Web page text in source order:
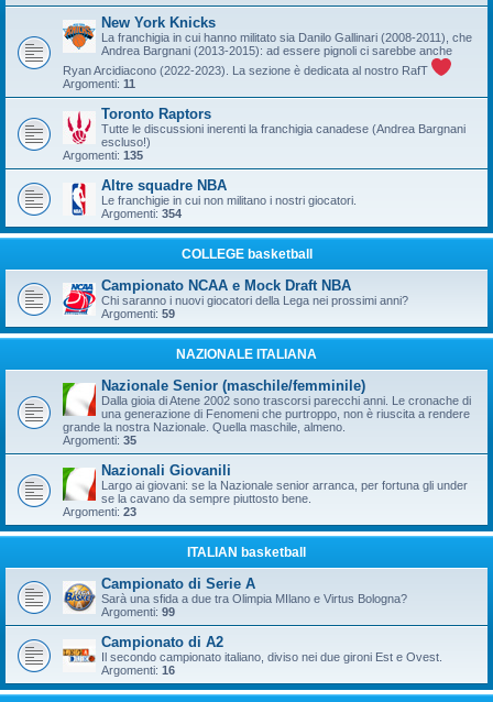
New York Knicks
La franchigia in cui hanno militato sia Danilo Gallinari (2008-2011), che
Andrea Bargnani (2013-2015): ad essere pignoli ci sarebbe anche
Ryan Arcidiacono (2022-2023). La sezione è dedicata al nostro RafT
Argomenti: 11
Toronto Raptors
Tutte le discussioni inerenti la franchigia canadese (Andrea Bargnani
escluso!)
Argomenti: 135
Altre squadre NBA
Le franchigie in cui non militano i nostri giocatori.
Argomenti: 354
COLLEGE basketball
Campionato NCAA e Mock Draft NBA
Chi saranno i nuovi giocatori della Lega nei prossimi anni?
Argomenti: 59
NAZIONALE ITALIANA
Nazionale Senior (maschile/femminile)
Dalla gioia di Atene 2002 sono trascorsi parecchi anni. Le cronache di
una generazione di Fenomeni che purtroppo, non è riuscita a rendere
grande la nostra Nazionale. Quella maschile, almeno.
Argomenti: 35
Nazionali Giovanili
Largo ai giovani: se la Nazionale senior arranca, per fortuna gli under
se la cavano da sempre piuttosto bene.
Argomenti: 23
ITALIAN basketball
Campionato di Serie A
Sarà una sfida a due tra Olimpia MIlano e Virtus Bologna?
Argomenti: 99
Campionato di A2
Il secondo campionato italiano, diviso nei due gironi Est e Ovest.
Argomenti: 16